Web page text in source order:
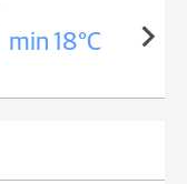
min 18°C